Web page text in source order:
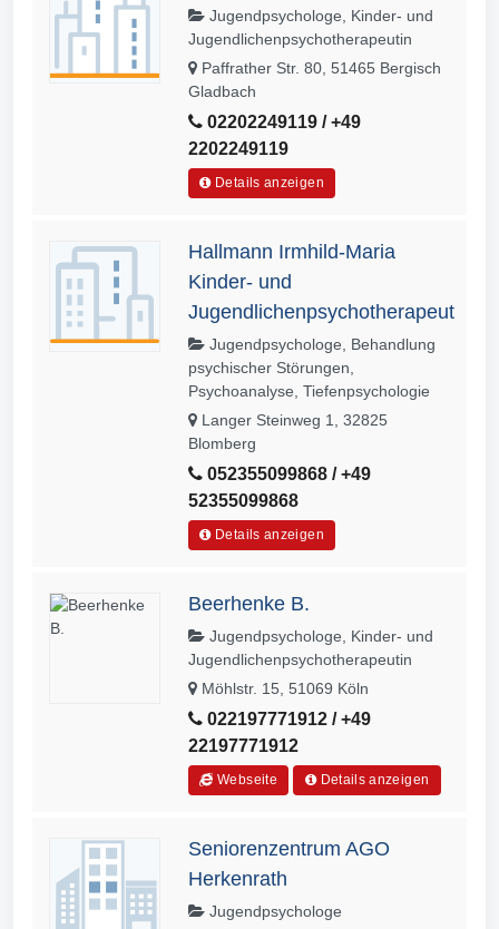
Jugendpsychologe, Kinder- und
Jugendlichenpsychotherapeutin
Paffrather Str. 80, 51465 Bergisch
Gladbach
02202249119 / +49
2202249119
Details anzeigen
Hallmann Irmhild-Maria
Kinder- und
Jugendlichenpsychotherapeut
Jugendpsychologe, Behandlung
psychischer Störungen,
Psychoanalyse, Tiefenpsychologie
Langer Steinweg 1, 32825
Blomberg
052355099868 / +49
52355099868
Details anzeigen
Beerhenke B.
Jugendpsychologe, Kinder- und
Jugendlichenpsychotherapeutin
Möhlstr. 15, 51069 Köln
022197771912 / +49
22197771912
Webseite Details anzeigen
Seniorenzentrum AGO
Herkenrath
Jugendpsychologe